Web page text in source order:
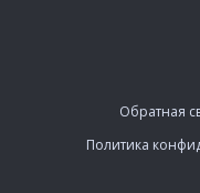
Обратная
Политика